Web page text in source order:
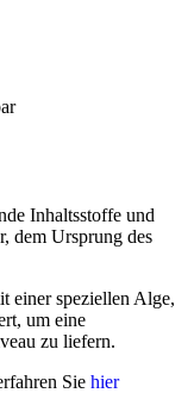
Inhaltsstoffe und
dem Ursprung des
einer speziellen Alge,
um eine
zu liefern.
Sie hier